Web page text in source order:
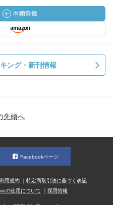
ング・新刊情報
先頭へ
Facebookページ
利用規約
特定商取引法に基づく表記
の使用について 採用情報